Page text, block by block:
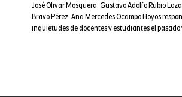
José Olivar Mosquera, Gustavo Adolfo Rubio
Bravo Pérez, Ana Mercedes Ocampo Hoyos
inquietudes de docentes y estudiantes el pasado